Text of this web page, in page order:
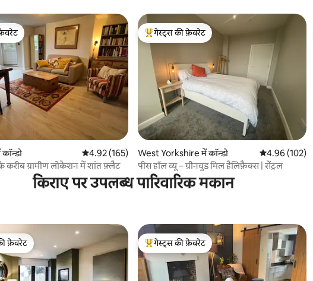
औसत रेटिंग 5 में से 4.92, 165 समीक्षाएँ
4.92 (165)
करीब ग्रामीण लोकेशन में शांत फ़्लैट
गेस्ट्स का टॉप फ़ेवरेट
गेस्ट्स की फ़ेवरेट
West Yorkshire में कॉन्डो औसत रेटिंग 5 में
4.96 (102)
पीस हॉल व्यू – ग्रीनवुड मिल हैलिफ़ैक्स | सेंट्रल
किराए पर उपलब्ध पारिवारिक मकान
फ़ेवरेट
फ़ेवरेट
गेस्ट्स का टॉप फ़ेवरेट
गेस्ट्स की फ़ेवरेट